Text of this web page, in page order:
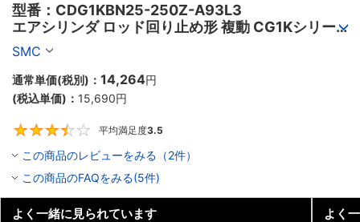
型番：CDG1KBN25-250Z-A93L3
エアシリンダ ロッド回り止め形 複動 CG1Kシリー
ズ
SMC
通常単価(税別)： 14,264円
(税込単価)： 15,690円
平均満足度3.5
この商品のレビューをみる（2件）
この商品のFAQをみる(5件)
よく一緒に見られています よく